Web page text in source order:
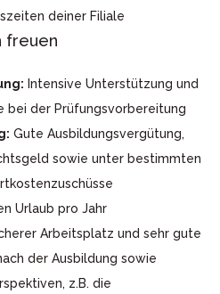
deiner Filiale
freuen
Intensive Unterstützung und
bei der Prüfungsvorbereitung
Gute Ausbildungsvergütung,
sowie unter bestimmten
Urlaub pro Jahr
Arbeitsplatz und sehr gute
der Ausbildung sowie
z.B. die